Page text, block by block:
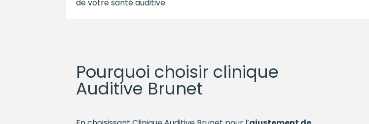
de votre santé auditive.
Pourquoi choisir clinique
Auditive Brunet